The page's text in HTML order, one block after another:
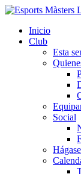
Saltar
contenido
Inicio
Club
Esta
Social